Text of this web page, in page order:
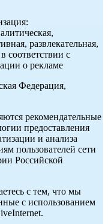
развлекательная,
соответствии с
о рекламе
Федерация,
рекомендательные
предоставления
и анализа
пользователей сети
Российской
с тем, что мы
с использованием